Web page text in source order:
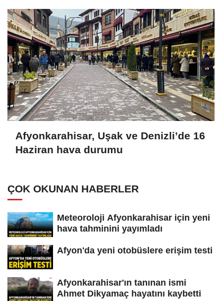
Afyonkarahisar, Uşak ve Denizli’de 16
Haziran hava durumu
ÇOK OKUNAN HABERLER
Meteoroloji Afyonkarahisar için yeni
hava tahminini yayımladı
Afyon'da yeni otobüslere erişim testi
Afyonkarahisar'ın tanınan ismi
Ahmet Dikyamaç hayatını kaybetti